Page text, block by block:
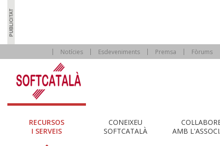
Notícies Esdeveniments Premsa Fòrums
RECURSOS
I SERVEIS
CONEIXEU
SOFTCATALÀ
AMB